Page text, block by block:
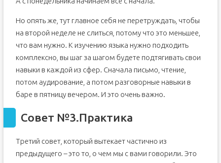
Но опять же, тут главное себя не перетруждать, чтобы
на второй неделе не слиться, потому что это меньшее,
что вам нужно. К изучению языка нужно подходить
комплексно, вы шаг за шагом будете подтягивать свои
навыки в каждой из сфер. Сначала письмо, чтение,
потом аудирование, а потом разговорные навыки в
баре в пятницу вечером. И это очень важно.
Совет №3.Практика
Третий совет, который вытекает частично из
предыдущего – это то, о чем мы с вами говорили. Это